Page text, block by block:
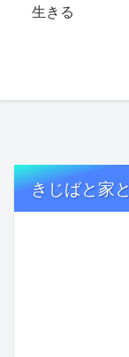
生きる
きじばと家